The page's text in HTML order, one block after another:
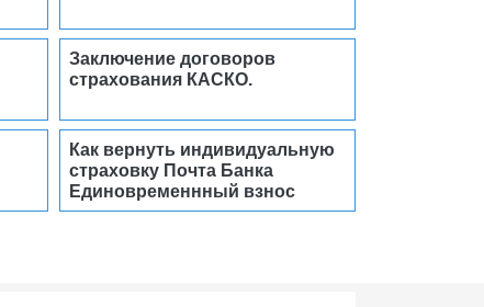
Заключение договоров
страхования КАСКО.
Как вернуть индивидуальную
страховку Почта Банка
Единовременнный взнос